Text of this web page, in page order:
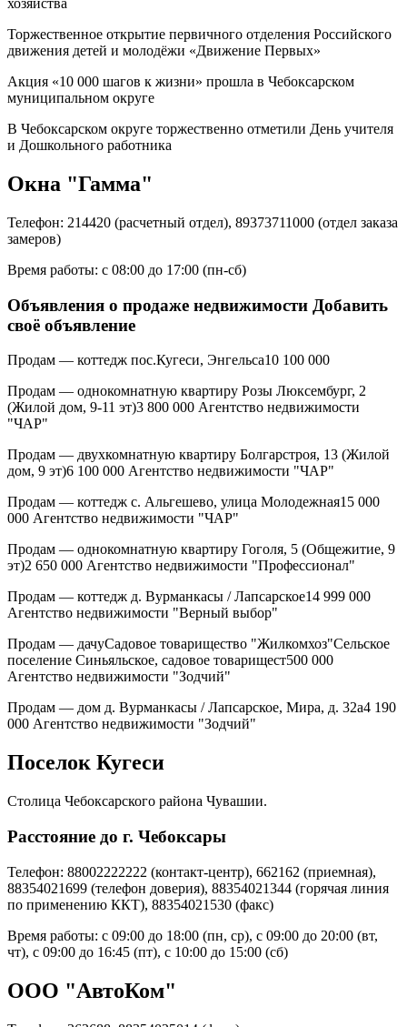
хозяйства
Торжественное открытие первичного отделения Российского
движения детей и молодёжи «Движение Первых»
Акция «10 000 шагов к жизни» прошла в Чебоксарском
муниципальном округе
В Чебоксарском округе торжественно отметили День учителя
и Дошкольного работника
Окна "Гамма"
Телефон: 214420 (расчетный отдел), 89373711000 (отдел заказа
замеров)
Время работы: с 08:00 до 17:00 (пн-сб)
Объявления о продаже недвижимости Добавить
своё объявление
Продам — коттедж пос.Кугеси, Энгельса10 100 000
Продам — однокомнатную квартиру Розы Люксембург, 2
(Жилой дом, 9-11 эт)3 800 000 Агентство недвижимости
"ЧАР"
Продам — двухкомнатную квартиру Болгарстроя, 13 (Жилой
дом, 9 эт)6 100 000 Агентство недвижимости "ЧАР"
Продам — коттедж с. Альгешево, улица Молодежная15 000
000 Агентство недвижимости "ЧАР"
Продам — однокомнатную квартиру Гоголя, 5 (Общежитие, 9
эт)2 650 000 Агентство недвижимости "Профессионал"
Продам — коттедж д. Вурманкасы / Лапсарское14 999 000
Агентство недвижимости "Верный выбор"
Продам — дачуСадовое товарищество "Жилкомхоз"Сельское
поселение Синьяльское, садовое товарищест500 000
Агентство недвижимости "Зодчий"
Продам — дом д. Вурманкасы / Лапсарское, Мира, д. 32а4 190
000 Агентство недвижимости "Зодчий"
Поселок Кугеси
Столица Чебоксарского района Чувашии.
Расстояние до г. Чебоксары
Телефон: 88002222222 (контакт-центр), 662162 (приемная),
88354021699 (телефон доверия), 88354021344 (горячая линия
по применению ККТ), 88354021530 (факс)
Время работы: с 09:00 до 18:00 (пн, ср), с 09:00 до 20:00 (вт,
чт), с 09:00 до 16:45 (пт), с 10:00 до 15:00 (сб)
ООО "АвтоКом"